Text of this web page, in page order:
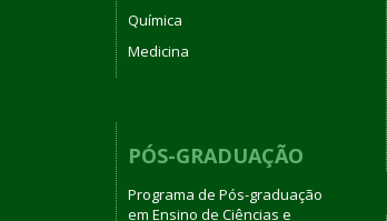
Química
Medicina
PÓS-GRADUAÇÃO
Programa de Pós-graduação
em Ensino de Ciências e